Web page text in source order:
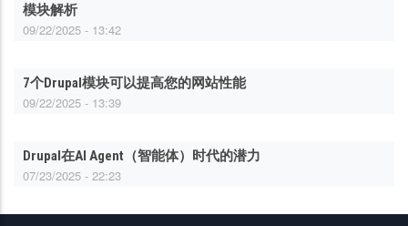
模块解析
09/22/2025 - 13:42
7个Drupal模块可以提高您的网站性能
09/22/2025 - 13:39
Drupal在AI Agent（智能体）时代的潜力
07/23/2025 - 22:23